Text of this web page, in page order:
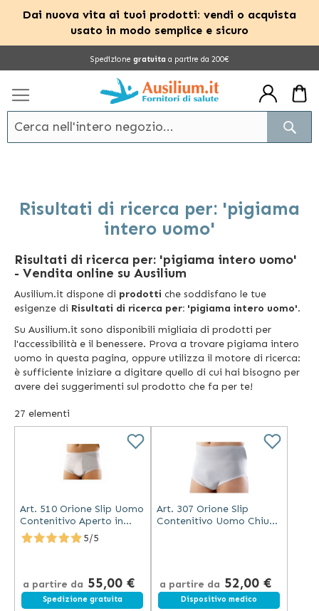
Dai nuova vita ai tuoi prodotti: vendi o acquista
usato in modo semplice e sicuro
Spedizione gratuita a partire da 200€
Risultati di ricerca per: 'pigiama
intero uomo'
Risultati di ricerca per: 'pigiama intero uomo'
- Vendita online su Ausilium
Ausilium.it dispone di prodotti che soddisfano le tue
esigenze di Risultati di ricerca per: 'pigiama intero uomo'.
Su Ausilium.it sono disponibili migliaia di prodotti per
l'accessibilità e il benessere. Prova a trovare pigiama intero
uomo in questa pagina, oppure utilizza il motore di ricerca:
è sufficiente iniziare a digitare quello di cui hai bisogno per
avere dei suggerimenti sul prodotto che fa per te!
27 elementi
Art. 510 Orione Slip Uomo
Contenitivo Aperto in
Cotone
5/5
a partire da 55,00 €
Spedizione gratuita
Art. 307 Orione Slip
Contenitivo Uomo Chiuso
a partire da 52,00 €
Spedizione gratuita
Dispositivo medico